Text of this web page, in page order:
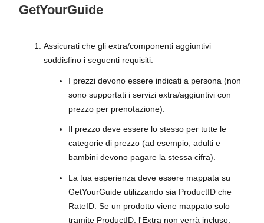
GetYourGuide
Assicurati che gli extra/componenti aggiuntivi
soddisfino i seguenti requisiti:
I prezzi devono essere indicati a persona (non
sono supportati i servizi extra/aggiuntivi con
prezzo per prenotazione).
Il prezzo deve essere lo stesso per tutte le
categorie di prezzo (ad esempio, adulti e
bambini devono pagare la stessa cifra).
La tua esperienza deve essere mappata su
GetYourGuide utilizzando sia ProductID che
RateID. Se un prodotto viene mappato solo
tramite ProductID, l'Extra non verrà incluso,